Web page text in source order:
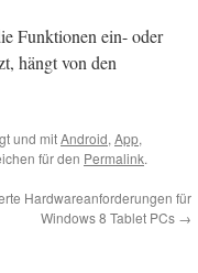
Funktionen ein- oder
hängt von den
und mitAndroid, App,
für den Permalink.
Hardwareanforderungen für
Windows 8 Tablet PCs →